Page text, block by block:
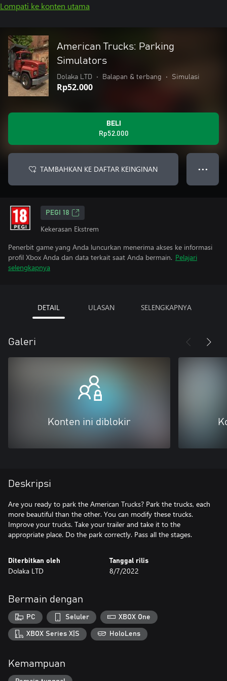
Lompati ke konten utama
American Trucks: Parking
Simulators
Dolaka LTD • Balapan & terbang • Simulasi
Rp52.000
BELI
Rp52.000
TAMBAHKAN KE DAFTAR KEINGINAN ● ● ●
PEGI 18
Kekerasan Ekstrem
Penerbit game yang Anda luncurkan menerima akses ke informasi
profil Xbox Anda dan data terkait saat Anda bermain. Pelajari
selengkapnya
DETAIL ULASAN SELENGKAPNYA
Galeri
Konten ini diblokir
Deskripsi
Are you ready to park the American Trucks? Park the trucks, each
more beautiful than the other. You can modify these trucks.
Improve your trucks. Take your trailer and take it to the
appropriate place. Do the park correctly. Pass all the stages.
Diterbitkan oleh
Dolaka LTD
Tanggal rilis
8/7/2022
Bermain dengan
PC Seluler XBOX One
XBOX Series X|S HoloLens
Kemampuan